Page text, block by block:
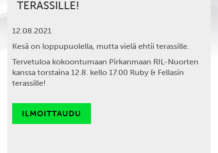
TERASSILLE!
12.08.2021
Kesä on loppupuolella, mutta vielä ehtii terassille.
Tervetuloa kokoontumaan Pirkanmaan RIL-Nuorten
kanssa torstaina 12.8. kello 17.00 Ruby & Fellasin
terassille!
ILMOITTAUDU